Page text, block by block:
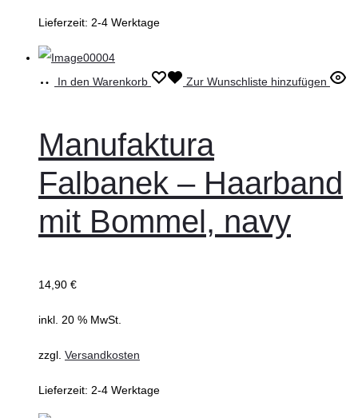
Lieferzeit: 2-4 Werktage
In den Warenkorb Zur Wunschliste hinzufügen
Manufaktura
Falbanek – Haarband
mit Bommel, navy
14,90 €
inkl. 20 % MwSt.
zzgl. Versandkosten
Lieferzeit: 2-4 Werktage